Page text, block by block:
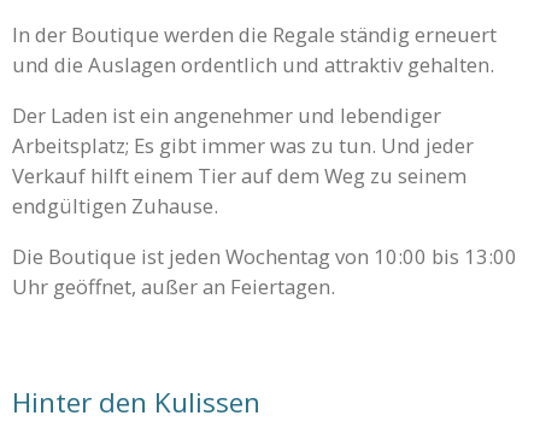
In der Boutique werden die Regale ständig erneuert
und die Auslagen ordentlich und attraktiv gehalten.
Der Laden ist ein angenehmer und lebendiger
Arbeitsplatz; Es gibt immer was zu tun. Und jeder
Verkauf hilft einem Tier auf dem Weg zu seinem
endgültigen Zuhause.
Die Boutique ist jeden Wochentag von 10:00 bis 13:00
Uhr geöffnet, außer an Feiertagen.
Hinter den Kulissen